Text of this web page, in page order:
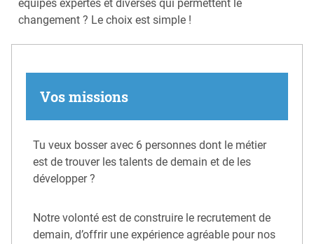
équipes expertes et diverses qui permettent le
changement ? Le choix est simple !
Vos missions
Tu veux bosser avec 6 personnes dont le métier
est de trouver les talents de demain et de les
développer ?
Notre volonté est de construire le recrutement de
demain, d’offrir une expérience agréable pour nos